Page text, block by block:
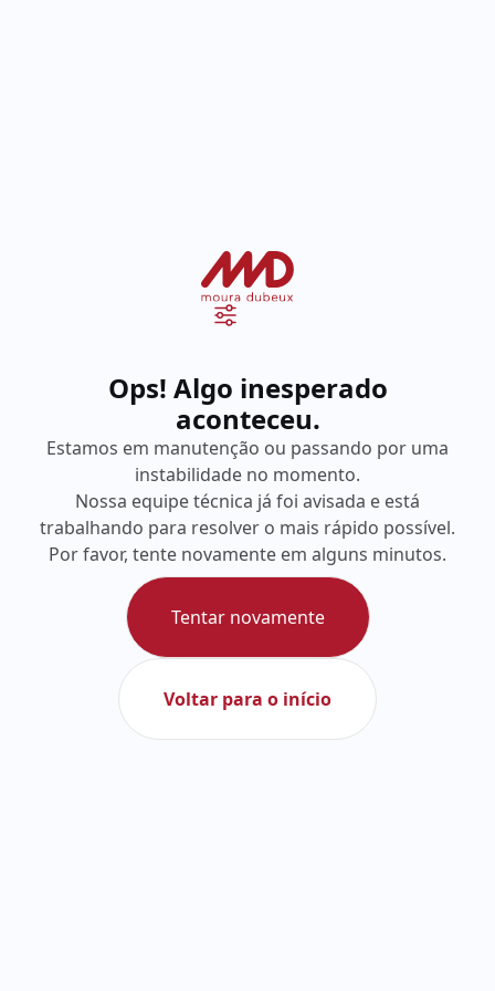
Ops! Algo inesperado
aconteceu.
Estamos em manutenção ou passando por uma
instabilidade no momento.
Nossa equipe técnica já foi avisada e está
trabalhando para resolver o mais rápido possível.
Por favor, tente novamente em alguns minutos.
Tentar novamente
Voltar para o início